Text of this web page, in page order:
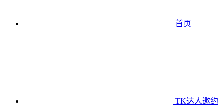
首页
TK达人邀约